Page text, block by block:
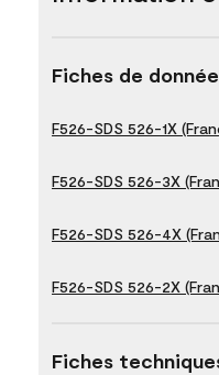
Fiches de
F526-SDS 526-1X
F526-SDS 526-3X
F526-SDS 526-4X
F526-SDS 526-2X
Fiches